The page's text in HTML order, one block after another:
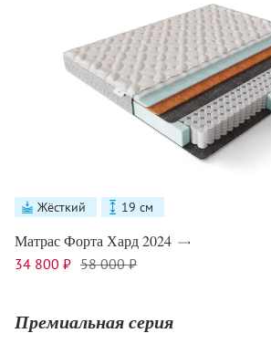
Жёсткий 19 см
Матрас Форта Хард 2024
34 800 ₽ 58 000 ₽
Премиальная серия